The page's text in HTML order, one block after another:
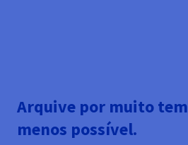
Arquive por muito
menos possível.